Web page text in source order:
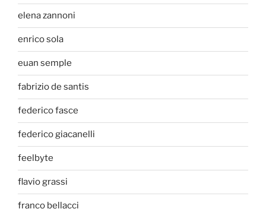
elena zannoni
enrico sola
euan semple
fabrizio de santis
federico fasce
federico giacanelli
feelbyte
flavio grassi
franco bellacci